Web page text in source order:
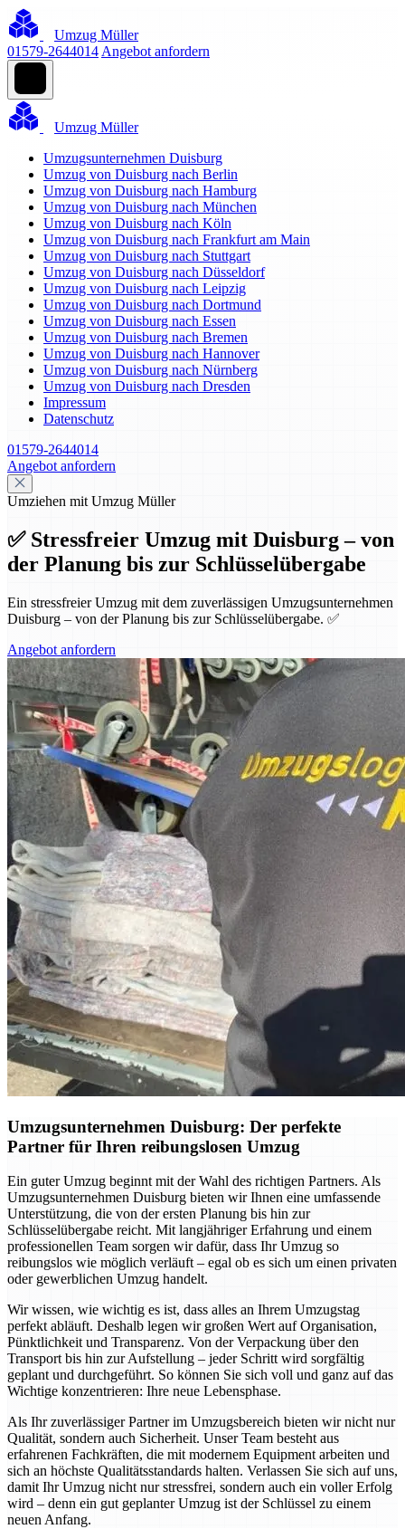
Umzug Müller
01579-2644014 Angebot anfordern
Umzug Müller
Umzugsunternehmen Duisburg
Umzug von Duisburg nach Berlin
Umzug von Duisburg nach Hamburg
Umzug von Duisburg nach München
Umzug von Duisburg nach Köln
Umzug von Duisburg nach Frankfurt am Main
Umzug von Duisburg nach Stuttgart
Umzug von Duisburg nach Düsseldorf
Umzug von Duisburg nach Leipzig
Umzug von Duisburg nach Dortmund
Umzug von Duisburg nach Essen
Umzug von Duisburg nach Bremen
Umzug von Duisburg nach Hannover
Umzug von Duisburg nach Nürnberg
Umzug von Duisburg nach Dresden
Impressum
Datenschutz
01579-2644014
Angebot anfordern
Umziehen mit Umzug Müller
✅ Stressfreier Umzug mit Duisburg – von
der Planung bis zur Schlüsselübergabe
Ein stressfreier Umzug mit dem zuverlässigen Umzugsunternehmen
Duisburg – von der Planung bis zur Schlüsselübergabe. ✅
Angebot anfordern
Umzugsunternehmen Duisburg: Der perfekte
Partner für Ihren reibungslosen Umzug
Ein guter Umzug beginnt mit der Wahl des richtigen Partners. Als
Umzugsunternehmen Duisburg bieten wir Ihnen eine umfassende
Unterstützung, die von der ersten Planung bis hin zur
Schlüsselübergabe reicht. Mit langjähriger Erfahrung und einem
professionellen Team sorgen wir dafür, dass Ihr Umzug so
reibungslos wie möglich verläuft – egal ob es sich um einen privaten
oder gewerblichen Umzug handelt.
Wir wissen, wie wichtig es ist, dass alles an Ihrem Umzugstag
perfekt abläuft. Deshalb legen wir großen Wert auf Organisation,
Pünktlichkeit und Transparenz. Von der Verpackung über den
Transport bis hin zur Aufstellung – jeder Schritt wird sorgfältig
geplant und durchgeführt. So können Sie sich voll und ganz auf das
Wichtige konzentrieren: Ihre neue Lebensphase.
Als Ihr zuverlässiger Partner im Umzugsbereich bieten wir nicht nur
Qualität, sondern auch Sicherheit. Unser Team besteht aus
erfahrenen Fachkräften, die mit modernem Equipment arbeiten und
sich an höchste Qualitätsstandards halten. Verlassen Sie sich auf uns,
damit Ihr Umzug nicht nur stressfrei, sondern auch ein voller Erfolg
wird – denn ein gut geplanter Umzug ist der Schlüssel zu einem
neuen Anfang.